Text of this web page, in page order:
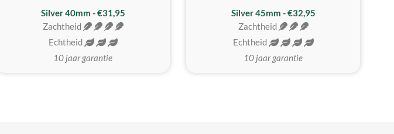
Silver 40mm - €31,95
Zachtheid
Echtheid
10 jaar garantie
MEEST GEKOZEN
Silver 45mm - €32,95
Zachtheid
Echtheid
10 jaar garantie